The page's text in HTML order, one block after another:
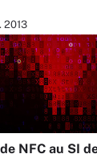
2013
NFC au SI